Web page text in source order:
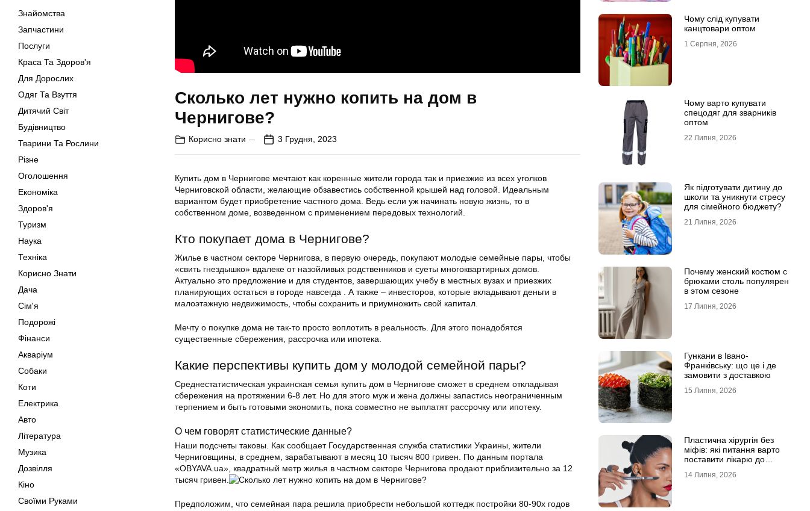
Знайомства
Запчастини
Послуги
Краса Та Здоров'я
Для Дорослих
Одяг Та Взуття
Дитячий Світ
Будівництво
Тварини Та Рослини
Різне
Оголошення
Економіка
Здоров'я
Туризм
Наука
Техніка
Корисно Знати
Дача
Сім'я
Подорожі
Фінанси
Акваріум
Собаки
Коти
Електрика
Авто
Література
Музика
Дозвілля
Кіно
Своїми Руками
Сколько лет нужно копить на дом в
Чернигове?
Корисно знати 3 Грудня, 2023
Купить дом в Чернигове мечтают как коренные жители города так и приезжие из всех уголков
Черниговской области, желающие обзавестись собственной крышей над головой. Идеальным
вариантом будет приобретение частного дома. Ведь если уж начинать новую жизнь, то в
собственном доме, возведенном с применением передовых технологий.
Кто покупает дома в Чернигове?
Жилье в частном секторе Чернигова, в первую очередь, покупают молодые семейные пары, чтобы
«свить гнездышко» вдалеке от назойливых родственников и суеты многоквартирных домов.
Актуально это предложение и для студентов, завершающих учебу в местных вузах и приезжих
планирующих остаться в городе навсегда . А также – инвесторов, которые вкладывают деньги в
малоэтажную недвижимость, чтобы сохранить и приумножить свой капитал.
Мечту о покупке дома не так-то просто воплотить в реальность. Для этого понадобятся
существенные сбережения, рассрочка или ипотека.
Какие перспективы купить дом у молодой семейной пары?
Среднестатистическая украинская семья купить дом в Чернигове сможет в среднем откладывая
сбережения на протяжении 6-8 лет. Но для этого муж и жена должны запастись неограниченным
терпением и быть готовыми экономить, пока совместно не выплатят рассрочку или ипотеку.
О чем говорят статистические данные?
Наши подсчеты таковы. Как сообщает Государственная служба статистики Украины, жители
Черниговщины, в среднем, зарабатывают в месяц 10 тысяч 800 гривен. По данным портала
«OBYAVA.ua», квадратный метр жилья в частном секторе Чернигова продают приблизительно за 12
тысяч гривен.
Предположим, что семейная пара решила приобрести небольшой коттедж постройки 80-90х годов
Чому слід купувати
канцтовари оптом
1 Серпня, 2026
Чому варто купувати
спецодяг для зварників
оптом
22 Липня, 2026
Як підготувати дитину до
школи та уникнути стресу
для сімейного бюджету?
21 Липня, 2026
Почему женский костюм с
брюками столь популярен
в этом сезоне
17 Липня, 2026
Гункани в Івано-
Франківську: що це і де
замовити з доставкою
15 Липня, 2026
Пластична хірургія без
міфів: які питання варто
поставити лікарю до
14 Липня, 2026